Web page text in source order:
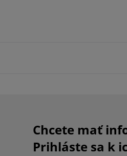
Chcete mať
Prihláste sa k